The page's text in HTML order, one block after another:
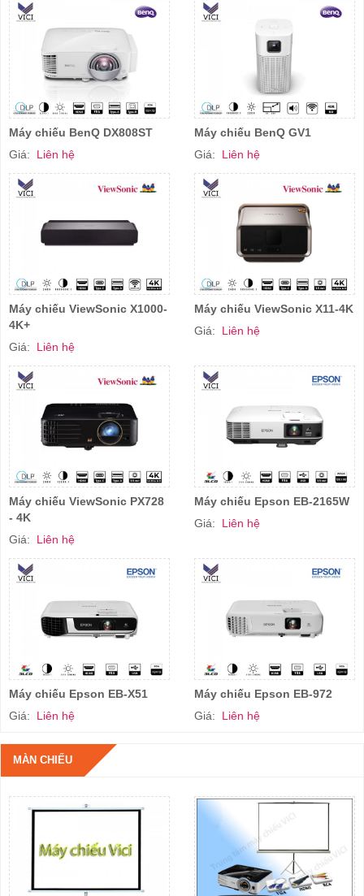
Máy chiếu BenQ DX808ST
Giá: Liên hệ
Máy chiếu BenQ GV1
Giá: Liên hệ
Máy chiếu ViewSonic X1000-
4K+
Giá: Liên hệ
Máy chiếu ViewSonic X11-4K
Giá: Liên hệ
Máy chiếu ViewSonic PX728
- 4K
Giá: Liên hệ
Máy chiếu Epson EB-2165W
Giá: Liên hệ
Máy chiếu Epson EB-X51
Giá: Liên hệ
Máy chiếu Epson EB-972
Giá: Liên hệ
MÀN CHIẾU